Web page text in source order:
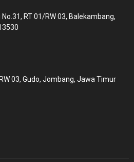
RT 01/RW 03, Balekambang,
03, Gudo, Jombang, Jawa Timur